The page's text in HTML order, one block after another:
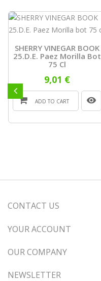
SHERRY VINEGAR BOOK
25.D.E. Paez Morilla Bot
75 Cl
9,01 €
ADD TO CART
CONTACT US
YOUR ACCOUNT
OUR COMPANY
NEWSLETTER